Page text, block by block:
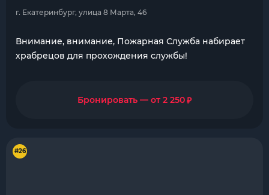
г. Екатеринбург, улица 8 Марта, 46
Внимание, внимание, Пожарная Служба набирает
храбрецов для прохождения службы!
Бронировать — от 2 250₽
#26